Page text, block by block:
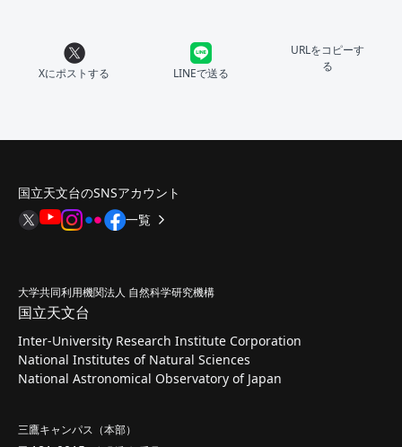
Xにポストする LINEで送る
URLをコピーす
る
国立天文台のSNSアカウント
一覧
大学共同利用機関法人 自然科学研究機構
国立天文台
Inter-University Research Institute Corporation
National Institutes of Natural Sciences
National Astronomical Observatory of Japan
三鷹キャンパス（本部）